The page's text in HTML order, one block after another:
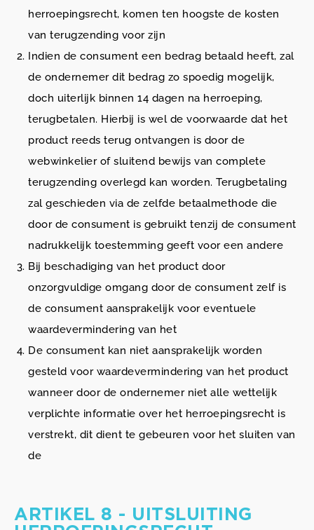
herroepingsrecht, komen ten hoogste de kosten
van terugzending voor zijn
Indien de consument een bedrag betaald heeft, zal
de ondernemer dit bedrag zo spoedig mogelijk,
doch uiterlijk binnen 14 dagen na herroeping,
terugbetalen. Hierbij is wel de voorwaarde dat het
product reeds terug ontvangen is door de
webwinkelier of sluitend bewijs van complete
terugzending overlegd kan worden. Terugbetaling
zal geschieden via de zelfde betaalmethode die
door de consument is gebruikt tenzij de consument
nadrukkelijk toestemming geeft voor een andere
Bij beschadiging van het product door
onzorgvuldige omgang door de consument zelf is
de consument aansprakelijk voor eventuele
waardevermindering van het
De consument kan niet aansprakelijk worden
gesteld voor waardevermindering van het product
wanneer door de ondernemer niet alle wettelijk
verplichte informatie over het herroepingsrecht is
verstrekt, dit dient te gebeuren voor het sluiten van
de
ARTIKEL 8 - UITSLUITING